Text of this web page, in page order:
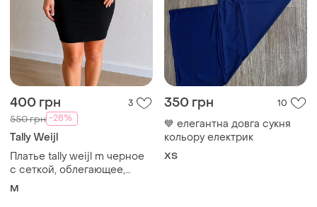
400 грн 3
550 грн -28%
Tally Weijl
Платье tally weijl m черное
с сеткой, облегающее,
вечернее
M
350 грн 10
💙 елегантна довга сукня
кольору електрик
ХS